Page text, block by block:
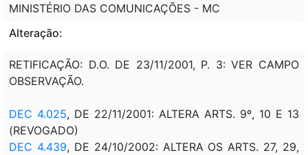
MINISTÉRIO DAS COMUNICAÇÕES - MC
Alteração:
RETIFICAÇÃO: D.O. DE 23/11/2001, P. 3: VER CAMPO
OBSERVAÇÃO.
DEC 4.025, DE 22/11/2001: ALTERA ARTS. 9º, 10 E 13
(REVOGADO)
DEC 4.439, DE 24/10/2002: ALTERA OS ARTS. 27, 29,